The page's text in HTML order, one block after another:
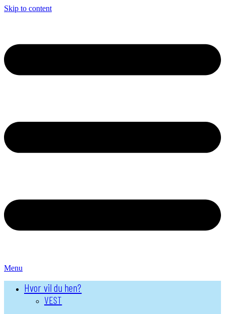
Skip to content
Menu
Hvor vil du hen?
VEST